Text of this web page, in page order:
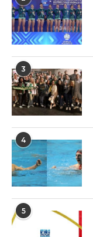
3
4
5